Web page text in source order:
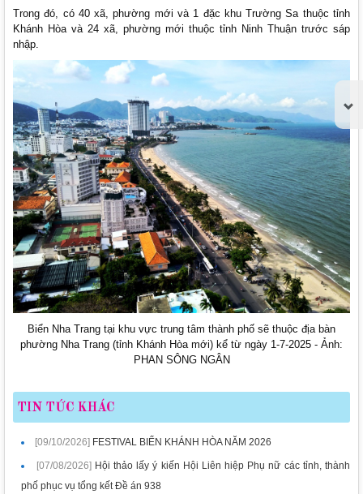
Trong đó, có 40 xã, phường mới và 1 đặc khu Trường Sa thuộc tỉnh
Khánh Hòa và 24 xã, phường mới thuộc tỉnh Ninh Thuận trước sáp
nhập.
Biển Nha Trang tại khu vực trung tâm thành phố sẽ thuộc địa bàn
phường Nha Trang (tỉnh Khánh Hòa mới) kể từ ngày 1-7-2025 - Ảnh:
PHAN SÔNG NGÂN
TIN TỨC KHÁC
[09/10/2026] FESTIVAL BIỂN KHÁNH HÒA NĂM 2026
[07/08/2026] Hội thảo lấy ý kiến Hội Liên hiệp Phụ nữ các tỉnh, thành
phố phục vụ tổng kết Đề án 938